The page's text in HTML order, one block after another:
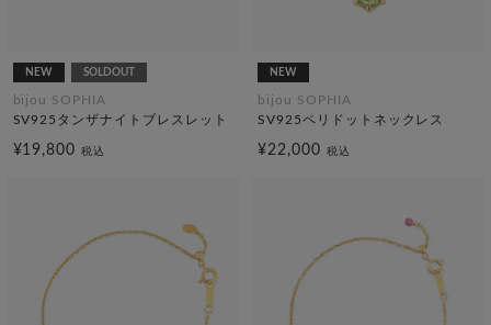
NEW SOLDOUT
bijou SOPHIA
SV925タンザナイトブレスレット
¥19,800税込
NEW
bijou SOPHIA
SV925ペリドットネックレス
¥22,000 税込